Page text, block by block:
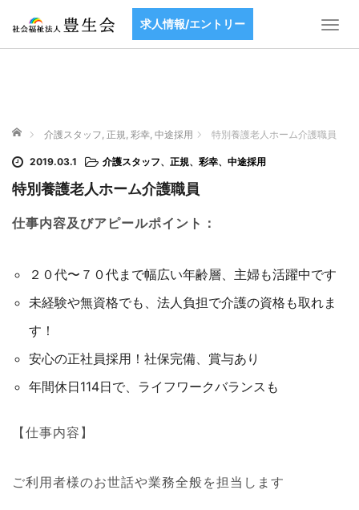
T
o
n
o
求人情報/エントリー
ホーム 介護スタッフ, 正規, 彩幸, 中途採用 特別養護老人ホーム介護職員
2019.03.1 介護スタッフ、 正規、 彩幸、 中途採用
特別養護老人ホーム介護職員
仕事内容及びアピールポイント：
２０代〜７０代まで幅広い年齢層、主婦も活躍中です
未経験や無資格でも、法人負担で介護の資格も取れま
す！
安心の正社員採用！社保完備、賞与あり
年間休日114日で、ライフワークバランスも
【仕事内容】
ご利用者様のお世話や業務全般を担当します